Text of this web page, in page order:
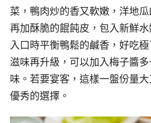
菜，鴨肉炒的香又軟嫩，洋地瓜
再加酥脆的餛飩皮，包入新鮮水
入口時平衡鴨鬆的鹹香，好吃
滋味再升級，可以加入梅子醬
味。若要宴客，這樣一盤份量
優秀的選擇。